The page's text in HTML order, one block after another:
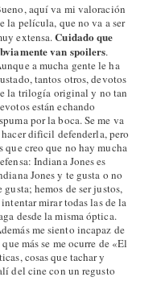
aquí va mi valoración
la película, que no va a ser
extensa.Cuidado que
van spoilers.
a mucha gente le ha
tantos otros, devotos
la trilogía original y no tan
están echando
por la boca. Se me va
hacer dificil defenderla, pero
que creo que no hay mucha
Indiana Jones es
Jones y te gusta o no
gusta; hemos de ser justos,
intentar mirar todas las de la
desde la misma óptica.
me siento incapaz de
más se me ocurre de «El
cosas que tachar y
del cine con un regusto